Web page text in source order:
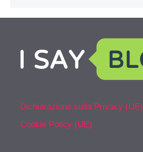
Dichiarazione sulla Privacy (UE)
Cookie Policy (UE)